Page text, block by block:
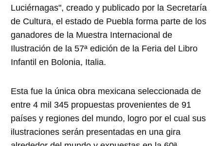
Luciérnagas", creado y publicado por la Secretaría
de Cultura, el estado de Puebla forma parte de los
ganadores de la Muestra Internacional de
Ilustración de la 57ª edición de la Feria del Libro
Infantil en Bolonia, Italia.
Esta fue la única obra mexicana seleccionada de
entre 4 mil 345 propuestas provenientes de 91
países y regiones del mundo, logro por el cual sus
ilustraciones serán presentadas en una gira